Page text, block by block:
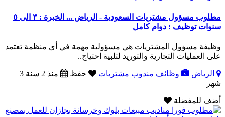
مطلوب مسؤول مشتريات السعودية - الرياض ... الخبرة : ٣ الى ٥
سنوات توظيف : دوام كامل
وظيفة مسؤول المشتريات هي مسؤولية مهمة في أي منظمة تعتمد
على العمليات التجارية والتوريد لتلبية احتياج..
الرياض وظائف مندوب مشتريات حفظ
منذ 2 سنة 3
شهر
أضف للمفضلة